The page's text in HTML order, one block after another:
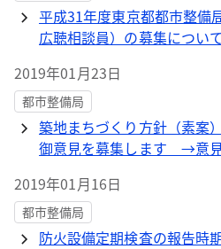
平成31年度東京都都市整備
広聴相談員）の募集につい
2019年01月23日
都市整備局
築地まちづくり方針（素案
御意見を募集します →意
2019年01月16日
都市整備局
防火設備定期検査の報告時